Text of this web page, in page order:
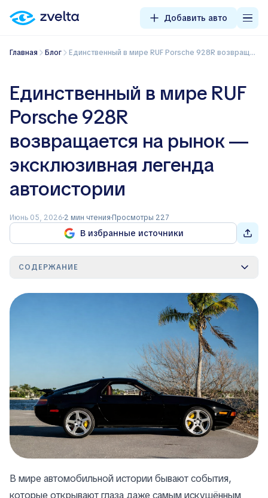
Добавить авто
Главная Блог Единственный в мире RUF Porsche 928R возвращается на рынок — эксклюзивная легенда автоистории
Единственный в мире RUF
Porsche 928R
возвращается на рынок —
эксклюзивная легенда
автоистории
Июнь 05, 2026 2 мин чтения Просмотры 227
В избранные источники
СОДЕРЖАНИЕ
В мире автомобильной истории бывают события,